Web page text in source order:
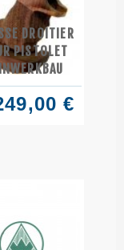
DROITIER
PISTOLET
€